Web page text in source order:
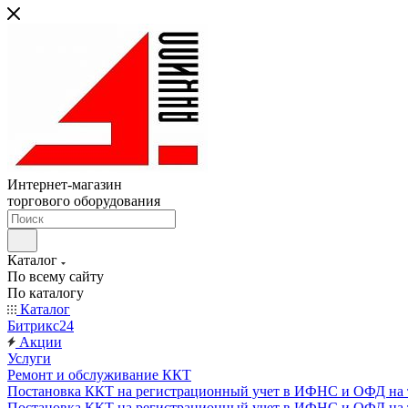
Интернет-магазин
торгового оборудования
Каталог
По всему сайту
По каталогу
Каталог
Битрикс24
Акции
Услуги
Ремонт и обслуживание ККТ
Постановка ККТ на регистрационный учет в ИФНС и ОФД на